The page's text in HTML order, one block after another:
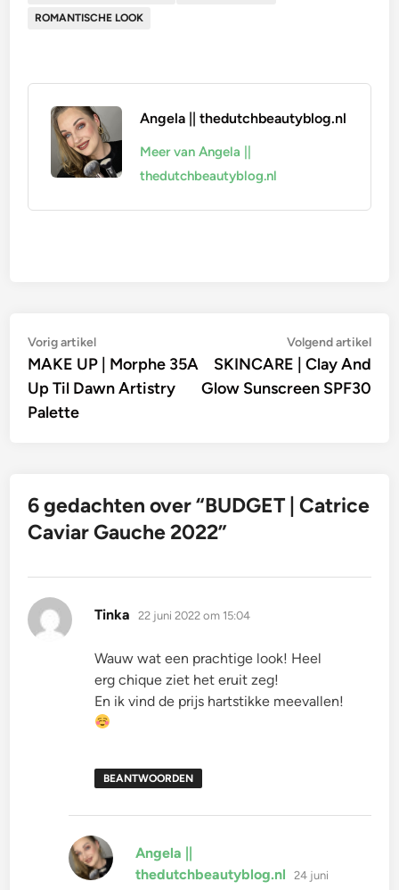
ROMANTISCHE LOOK
Angela || thedutchbeautyblog.nl
Meer van Angela ||
thedutchbeautyblog.nl
Bericht
navigatie
Vorig artikelVorig
artikel:
MAKE UP | Morphe 35A
Up Til Dawn Artistry
Palette
Volgend artikel
SKINCARE | Clay And
Glow Sunscreen SPF30
6 gedachten over “BUDGET | Catrice
Caviar Gauche 2022”
Tinka schreef:
22 juni 2022 om 15:04
Wauw wat een prachtige look! Heel
erg chique ziet het eruit zeg!
En ik vind de prijs hartstikke meevallen!
BEANTWOORDEN
Angela ||
thedutchbeautyblog.nl schreef:
24 juni